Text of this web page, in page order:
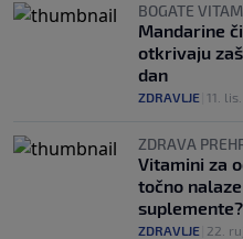
BOGATE
Mandarine
otkrivaju
dan
ZDRAVLJE 11. lis.
ZDRAVA
Vitamini za
točno
suplemente?
ZDRAVLJE 22. ruj.